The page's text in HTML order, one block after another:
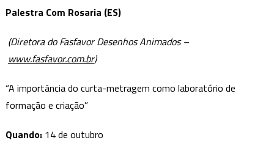
Palestra Com Rosaria (ES)
(Diretora do Fasfavor Desenhos Animados –
www.fasfavor.com.br)
“A importância do curta-metragem como laboratório de
formação e criação”
Quando: 14 de outubro